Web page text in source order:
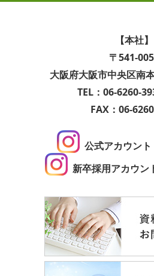
【本社】
〒541-
大阪府大阪市中央区南
TEL：06-6260-
FAX：06-
公式アカウント
新卒採用アカウン